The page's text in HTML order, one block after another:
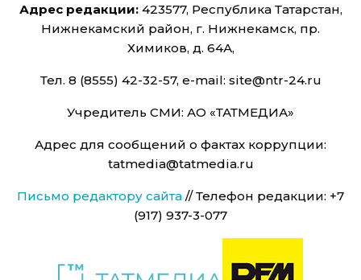
Адрес редакции:423577, Республика Татарстан,
Нижнекамский район, г. Нижнекамск, пр.
Химиков, д. 64А,
Тел. 8 (8555) 42-32-57, e-mail: site@ntr-24.ru
Учредитель СМИ: АО «ТАТМЕДИА»
Адрес для сообщений о фактах коррупции:
tatmedia@tatmedia.ru
Письмо редактору сайта // Телефон редакции: +7
(917) 937-3-077